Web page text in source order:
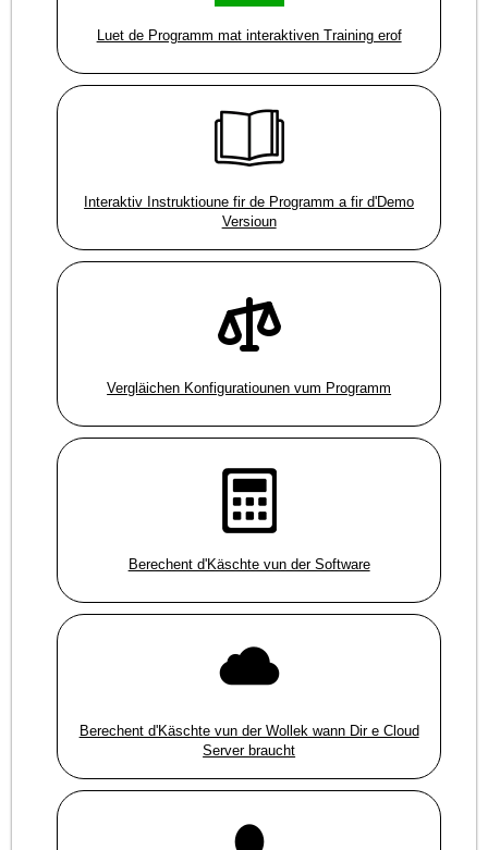
Luet de Programm mat interaktiven Training erof
Interaktiv Instruktioune fir de Programm a fir d'Demo
Versioun
Vergläichen Konfiguratiounen vum Programm
Berechent d'Käschte vun der Software
Berechent d'Käschte vun der Wollek wann Dir e Cloud
Server braucht